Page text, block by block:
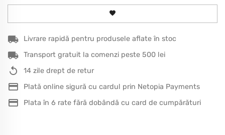
Livrare rapidă pentru produsele aflate în stoc
Transport gratuit la comenzi peste 500 lei
14 zile drept de retur
Plată online sigură cu cardul prin Netopia Payments
Plata în 6 rate fără dobândă cu card de cumpărături